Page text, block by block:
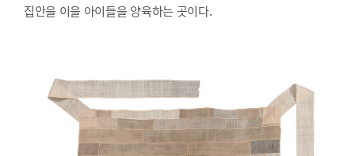
집안을 이을 아이들을 양육하는 곳이다.